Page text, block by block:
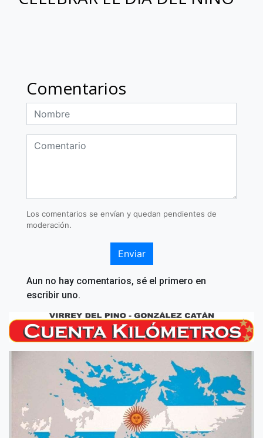
Comentarios
Los comentarios se envían y quedan pendientes de
moderación.
Enviar
Aun no hay comentarios, sé el primero en
escribir uno.